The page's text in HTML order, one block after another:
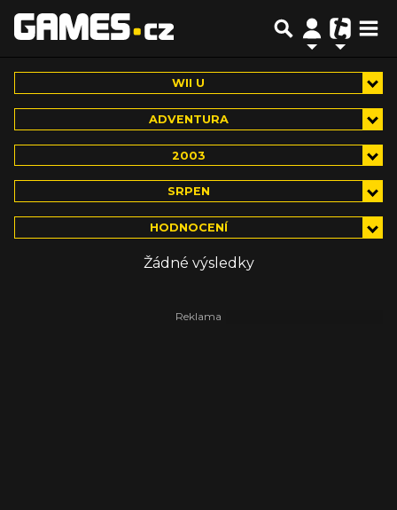
WII U
ADVENTURA
2003
SRPEN
HODNOCENÍ
Žádné výsledky